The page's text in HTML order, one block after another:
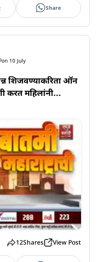
Share
on 10 July
शिजवण्याकरिता ऑन
करत महिलांनी...
12Shares View Post